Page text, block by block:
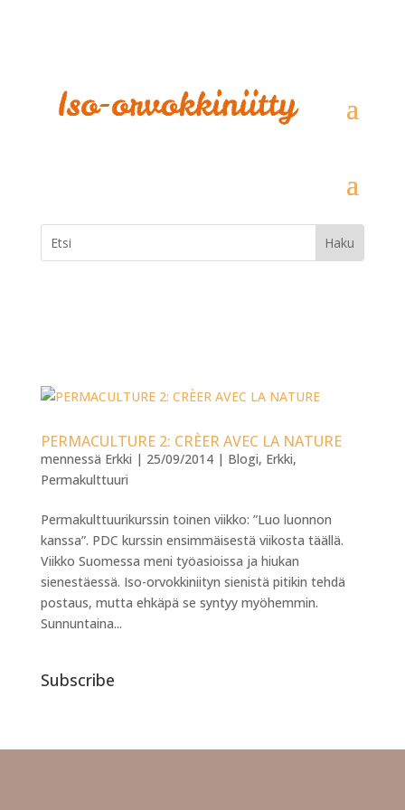
PERMACULTURE 2: CRÈER AVEC LA NATURE
mennessä Erkki | 25/09/2014| Blogi, Erkki,
Permakulttuuri
Permakulttuurikurssin toinen viikko: ”Luo luonnon
kanssa”. PDC kurssin ensimmäisestä viikosta täällä.
Viikko Suomessa meni työasioissa ja hiukan
sienestäessä. Iso-orvokkiniityn sienistä pitikin tehdä
postaus, mutta ehkäpä se syntyy myöhemmin.
Sunnuntaina...
Subscribe